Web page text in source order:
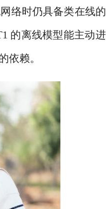
络时仍具备类在线
的离线模型能主动
依赖。